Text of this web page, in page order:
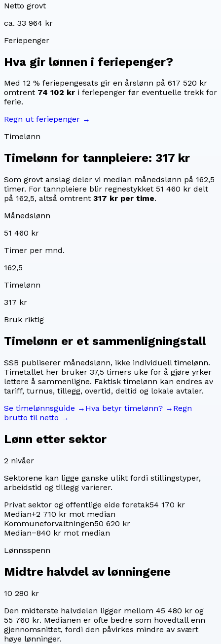
Netto grovt
ca. 33 964 kr
Feriepenger
Hva gir lønnen i feriepenger?
Med 12 % feriepengesats gir en årslønn på 617 520 kr
omtrent 74 102 kr i feriepenger før eventuelle trekk for
ferie.
Regn ut feriepenger →
Timelønn
Timelønn for tannpleiere: 317 kr
Som grovt anslag deler vi median månedslønn på 162,5
timer. For tannpleiere blir regnestykket 51 460 kr delt
på 162,5, altså omtrent 317 kr per time.
Månedslønn
51 460 kr
Timer per mnd.
162,5
Timelønn
317 kr
Bruk riktig
Timelønn er et sammenligningstall
SSB publiserer månedslønn, ikke individuell timelønn.
Timetallet her bruker 37,5 timers uke for å gjøre yrker
lettere å sammenligne. Faktisk timelønn kan endres av
tariff, turnus, tillegg, overtid, deltid og lokale avtaler.
Se timelønnsguide → Hva betyr timelønn? → Regn
brutto til netto →
Lønn etter sektor
2 nivåer
Sektorene kan ligge ganske ulikt fordi stillingstyper,
arbeidstid og tillegg varierer.
Privat sektor og offentlige eide foretak54 170 kr
Median+2 710 kr mot median
Kommuneforvaltningen50 620 kr
Median−840 kr mot median
Lønnsspenn
Midtre halvdel av lønningene
10 280 kr
Den midterste halvdelen ligger mellom 45 480 kr og
55 760 kr. Medianen er ofte bedre som hovedtall enn
gjennomsnittet, fordi den påvirkes mindre av svært
høye lønninger.